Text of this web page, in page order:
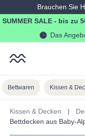
springenBrauchen Sie
SUMMER SALE - bis zu
Das
Bettwaren Kissen &
Kissen & Decken
Bettdecken aus Baby-